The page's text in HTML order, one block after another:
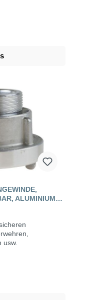
u.a. eingesetzt in
S
ALUMINIUM G
usw.